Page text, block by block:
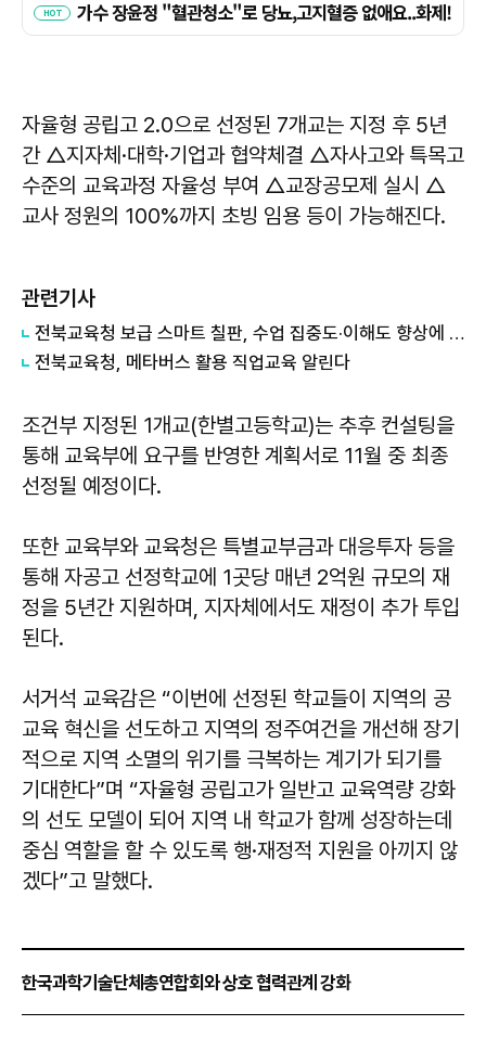
자율형 공립고 2.0으로 선정된 7개교는 지정 후 5년
간 △지자체·대학·기업과 협약체결 △자사고와 특목고
수준의 교육과정 자율성 부여 △교장공모제 실시 △
교사 정원의 100%까지 초빙 임용 등이 가능해진다.
관련기사
전북교육청 보급 스마트 칠판, 수업 집중도·이해도 향상에 도움
전북교육청, 메타버스 활용 직업교육 알린다
조건부 지정된 1개교(한별고등학교)는 추후 컨설팅을
통해 교육부에 요구를 반영한 계획서로 11월 중 최종
선정될 예정이다.
또한 교육부와 교육청은 특별교부금과 대응투자 등을
통해 자공고 선정학교에 1곳당 매년 2억원 규모의 재
정을 5년간 지원하며, 지자체에서도 재정이 추가 투입
된다.
서거석 교육감은 “이번에 선정된 학교들이 지역의 공
교육 혁신을 선도하고 지역의 정주여건을 개선해 장기
적으로 지역 소멸의 위기를 극복하는 계기가 되기를
기대한다”며 “자율형 공립고가 일반고 교육역량 강화
의 선도 모델이 되어 지역 내 학교가 함께 성장하는데
중심 역할을 할 수 있도록 행·재정적 지원을 아끼지 않
겠다”고 말했다.
한국과학기술단체총연합회와 상호 협력관계 강화